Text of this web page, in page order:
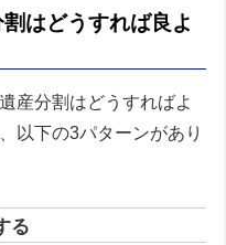
はどうすれば良よ
産分割はどうすればよ
以下の3パターンがあり
る